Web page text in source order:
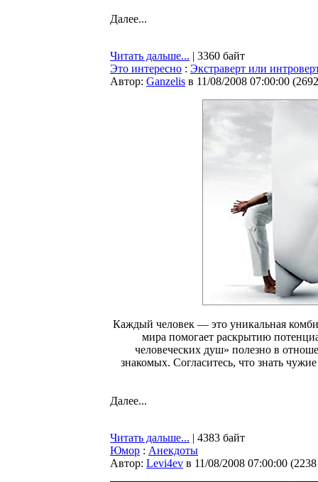
Далее...
Читать дальше... | 3360 байт
Это интересно : Экстраверт или
Автор: Ganzelis в 11/08/2008 07:00:00 (
Каждый человек — это уникальная
мира помогает раскрытию
человеческих душ» полезно в
знакомых. Согласитесь, что знать
Далее...
Читать дальше... | 4383 байт
Юмор : Анекдоты
Автор: Levi4ev в 11/08/2008 07:00:00 (